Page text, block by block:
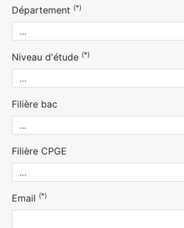
Département (*)
Niveau d'étude (*)
Filière bac
Filière CPGE
Email (*)